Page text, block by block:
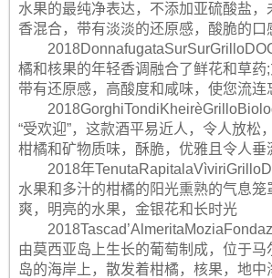
水果的最纯净表达，不添加亚硫酸盐，
香混合，带有淡淡的还原感，酸脆的口
橘和核果的年轻香调融合了鲜花和草药;
带有还原感，高酸度和咸味，使您流连
“受欢迎”，这款酒平易近人，令人放松
柑橘和矿物质味，酥脆，优雅且令人垂
2018年
水果和多汁的柑橘的阳光熏熟的气息笼
爽，明亮的水果，金银花和长时光
由莫西亚岛上生长的葡萄制成，位于马
岛的海岸上，散发着柑橘，核果，地中